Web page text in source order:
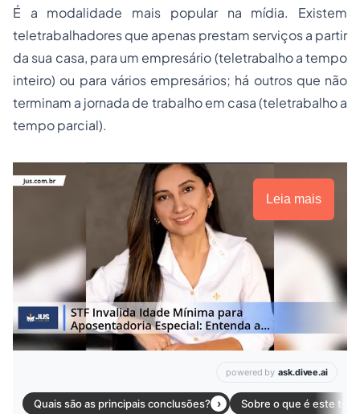
É a modalidade mais popular na mídia. Existem
teletrabalhadores que apenas prestam serviços a partir
da sua casa, para um empresário (teletrabalho a tempo
inteiro) ou para vários empresários; há outros que não
terminam a jornada de trabalho em casa (teletrabalho a
tempo parcial).
Leia mais